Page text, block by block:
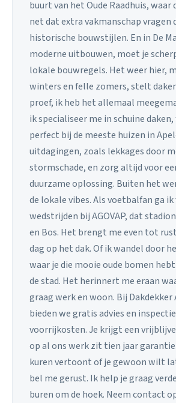
buurt van het Oude Raadhuis, waar
net dat extra vakmanschap vragen
historische bouwstijlen. En in De
moderne uitbouwen, moet je
lokale bouwregels. Het weer hier,
winters en felle zomers, stelt
proef, ik heb het allemaal
ik specialiseer me in schuine
perfect bij de meeste huizen in
uitdagingen, zoals lekkages door
stormschade, en zorg altijd voor
duurzame oplossing. Buiten het
de lokale vibes. Als voetbalfan ga ik
wedstrijden bij AGOVAP, dat
en Bos. Het brengt me even tot
dag op het dak. Of ik wandel door
waar je die mooie oude bomen
de stad. Het herinnert me eraan
graag werk en woon. Bij Dakdekker
bieden we gratis advies en
voorrijkosten. Je krijgt een
op al ons werk zit tien jaar
kuren vertoont of je gewoon wilt
bel me gerust. Ik help je graag
buren om de hoek. Neem contact